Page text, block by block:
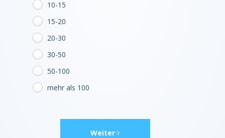
10-15
15-20
20-30
30-50
50-100
mehr als 100
Weiter